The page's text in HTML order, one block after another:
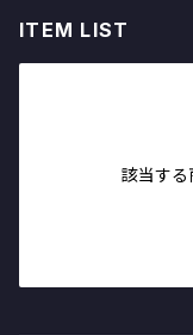
ITEM LIST
該当する